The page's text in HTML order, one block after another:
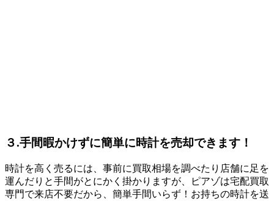
３.手間暇かけずに簡単に時計を売却できます！
時計を高く売るには、事前に買取相場を調べたり店舗に足を
運んだりと手間がとにかく掛かりますが、ピアゾは宅配買取
専門で来店不要だから、簡単手間いらず！お持ちの時計を送